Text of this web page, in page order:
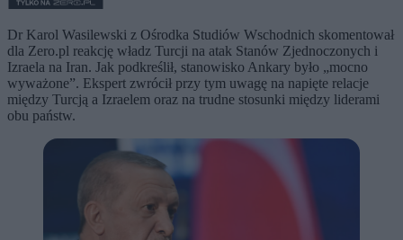
Dr Karol Wasilewski z Ośrodka Studiów Wschodnich skomentował
dla Zero.pl reakcję władz Turcji na atak Stanów Zjednoczonych i
Izraela na Iran. Jak podkreślił, stanowisko Ankary było „mocno
wyważone”. Ekspert zwrócił przy tym uwagę na napięte relacje
między Turcją a Izraelem oraz na trudne stosunki między liderami
obu państw.